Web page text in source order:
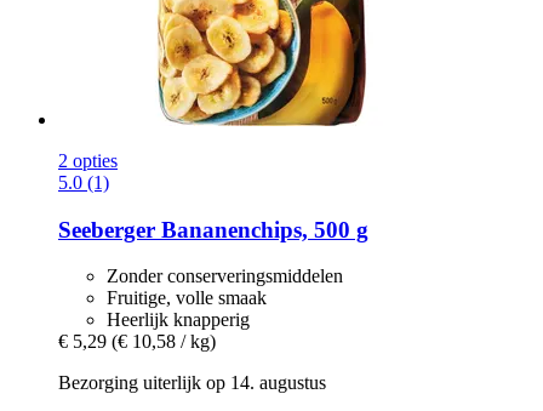
2 opties
5.0 (1)
Seeberger Bananenchips, 500 g
Zonder conserveringsmiddelen
Fruitige, volle smaak
Heerlijk knapperig
€ 5,29 (€ 10,58 / kg)
Bezorging uiterlijk op 14. augustus